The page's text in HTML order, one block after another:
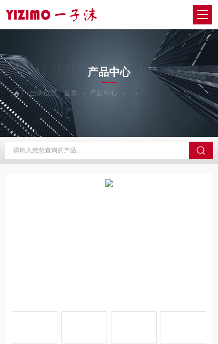
PRODUCTS CENTER
产品中心
当前位置：首页 产品中心 日本SIGMAKOKI西格玛